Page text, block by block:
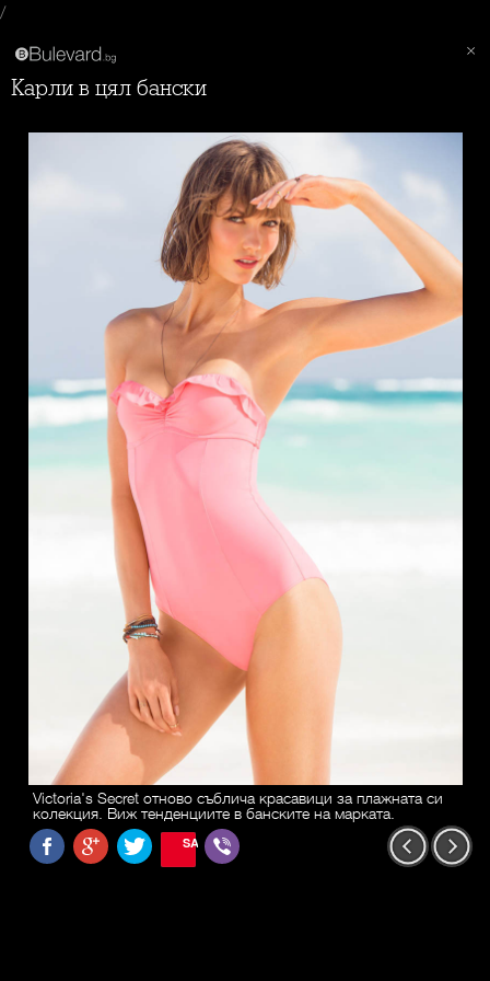
/
Карли в цял бански
Victoria's Secret отново съблича красавици за плажната си
колекция. Виж тенденциите в банските на марката.
SAVE